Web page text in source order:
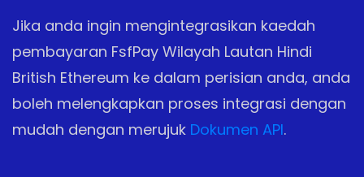
Jika anda ingin mengintegrasikan kaedah
pembayaran FsfPay Wilayah Lautan Hindi
British Ethereum ke dalam perisian anda, anda
boleh melengkapkan proses integrasi dengan
mudah dengan merujuk Dokumen API.